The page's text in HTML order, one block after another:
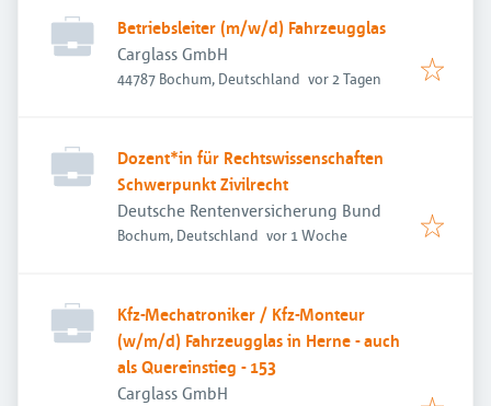
Betriebsleiter (m/w/d) Fahrzeugglas
Carglass GmbH
44787 Bochum, Deutschland Veröffentlicht
vor 2 Tagen
Dozent*in für Rechtswissenschaften
Schwerpunkt Zivilrecht
Deutsche Rentenversicherung Bund
Bochum, Deutschland Veröffentlicht
vor 1 Woche
Kfz-Mechatroniker / Kfz-Monteur
(w/m/d) Fahrzeugglas in Herne - auch
als Quereinstieg - 153
Carglass GmbH